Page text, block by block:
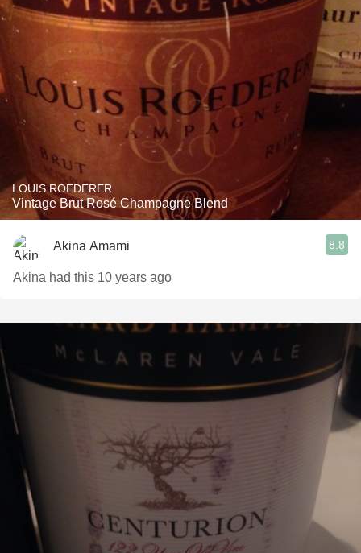
LOUIS ROEDERER
Vintage Brut Rosé Champagne Blend
Akina Amami 8.8
Akina had this 10 years ago